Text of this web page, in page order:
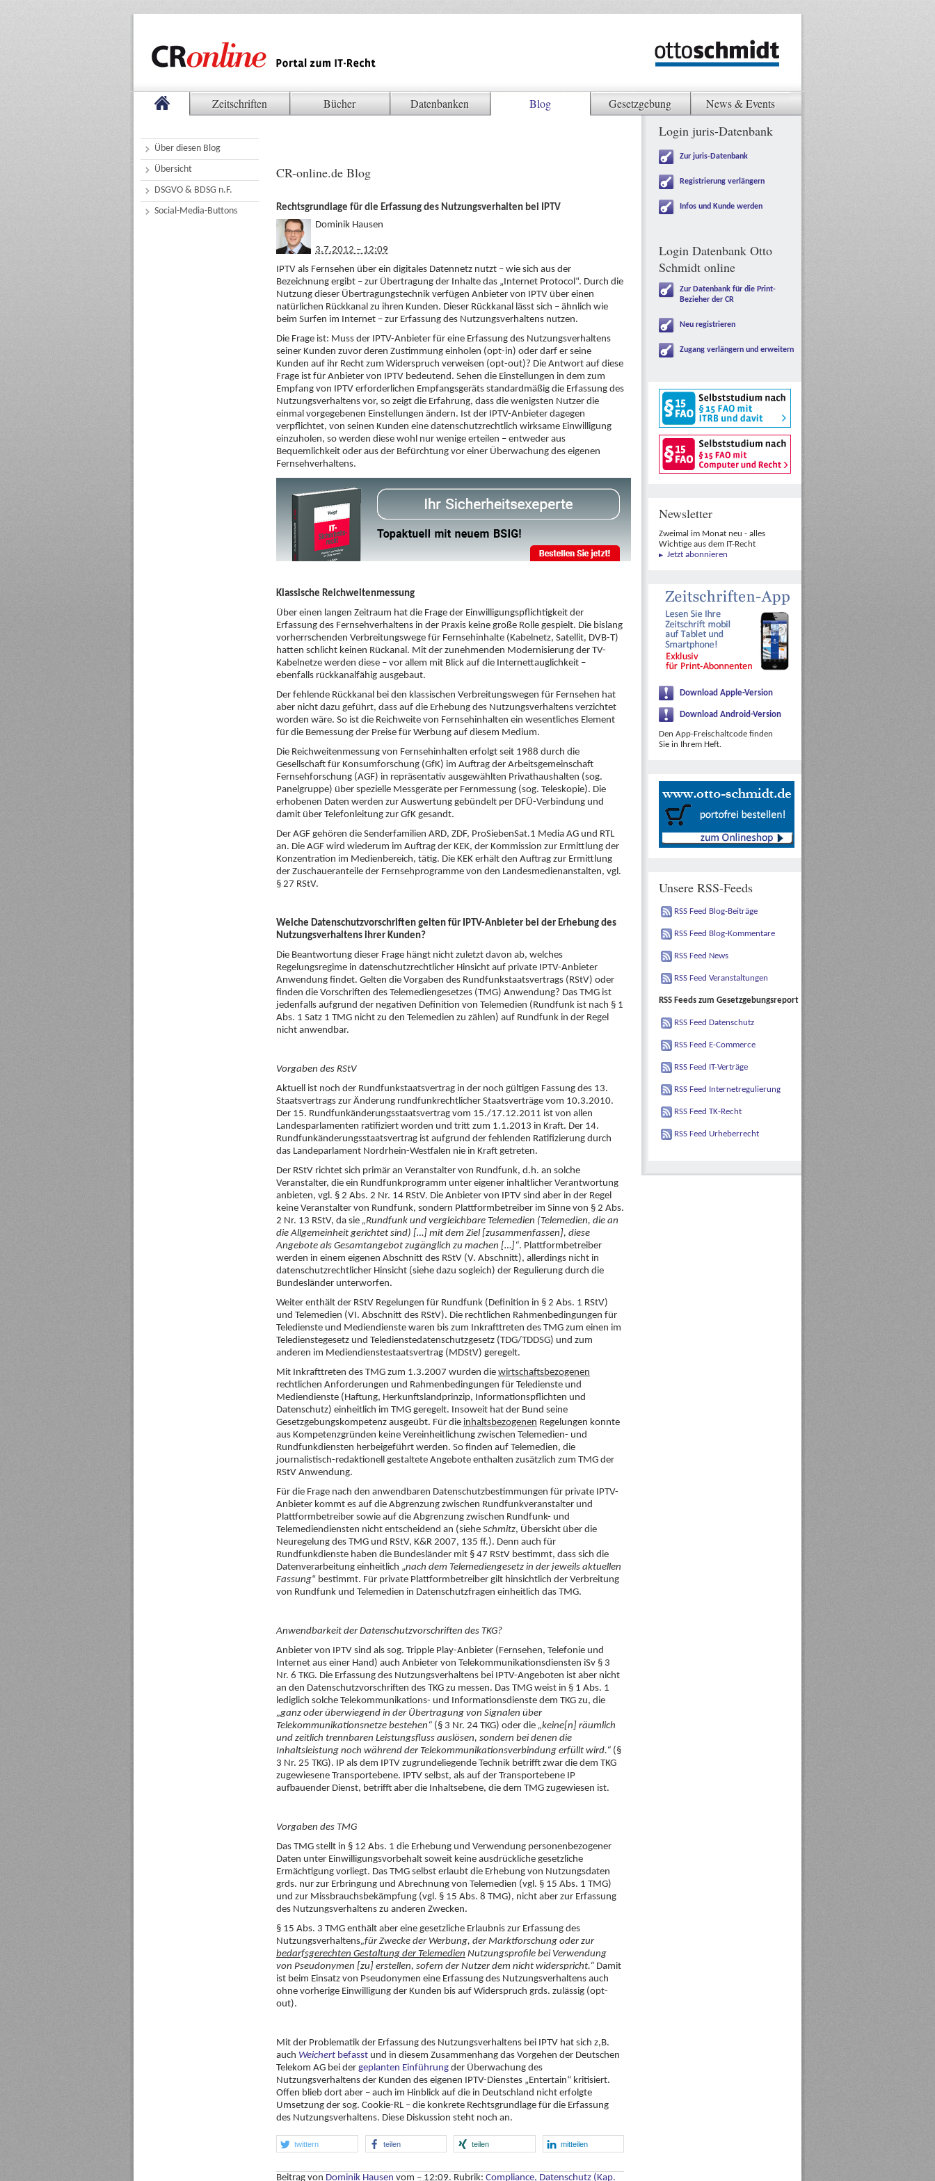
Zeitschriften Bücher Datenbanken Blog Gesetzgebung News & Events
Über diesen Blog
Übersicht
DSGVO & BDSG n.F.
Social-Media-Buttons
CR-online.de Blog
Rechtsgrundlage für die Erfassung des Nutzungsverhalten bei IPTV
Dominik Hausen
3.7.2012 – 12:09
IPTV als Fernsehen über ein digitales Datennetz nutzt – wie sich aus der
Bezeichnung ergibt – zur Übertragung der Inhalte das „Internet Protocol“. Durch die
Nutzung dieser Übertragungstechnik verfügen Anbieter von IPTV über einen
natürlichen Rückkanal zu ihren Kunden. Dieser Rückkanal lässt sich – ähnlich wie
beim Surfen im Internet – zur Erfassung des Nutzungsverhaltens nutzen.
Die Frage ist: Muss der IPTV-Anbieter für eine Erfassung des Nutzungsverhaltens
seiner Kunden zuvor deren Zustimmung einholen (opt-in) oder darf er seine
Kunden auf ihr Recht zum Widerspruch verweisen (opt-out)? Die Antwort auf diese
Frage ist für Anbieter von IPTV bedeutend. Sehen die Einstellungen in dem zum
Empfang von IPTV erforderlichen Empfangsgeräts standardmäßig die Erfassung des
Nutzungsverhaltens vor, so zeigt die Erfahrung, dass die wenigsten Nutzer die
einmal vorgegebenen Einstellungen ändern. Ist der IPTV-Anbieter dagegen
verpflichtet, von seinen Kunden eine datenschutzrechtlich wirksame Einwilligung
einzuholen, so werden diese wohl nur wenige erteilen – entweder aus
Bequemlichkeit oder aus der Befürchtung vor einer Überwachung des eigenen
Fernsehverhaltens.
Klassische Reichweitenmessung
Über einen langen Zeitraum hat die Frage der Einwilligungspflichtigkeit der
Erfassung des Fernsehverhaltens in der Praxis keine große Rolle gespielt. Die bislang
vorherrschenden Verbreitungswege für Fernsehinhalte (Kabelnetz, Satellit, DVB-T)
hatten schlicht keinen Rückanal. Mit der zunehmenden Modernisierung der TV-
Kabelnetze werden diese – vor allem mit Blick auf die Internettauglichkeit –
ebenfalls rückkanalfähig ausgebaut.
Der fehlende Rückkanal bei den klassischen Verbreitungswegen für Fernsehen hat
aber nicht dazu geführt, dass auf die Erhebung des Nutzungsverhaltens verzichtet
worden wäre. So ist die Reichweite von Fernsehinhalten ein wesentliches Element
für die Bemessung der Preise für Werbung auf diesem Medium.
Die Reichweitenmessung von Fernsehinhalten erfolgt seit 1988 durch die
Gesellschaft für Konsumforschung (GfK) im Auftrag der Arbeitsgemeinschaft
Fernsehforschung (AGF) in repräsentativ ausgewählten Privathaushalten (sog.
Panelgruppe) über spezielle Messgeräte per Fernmessung (sog. Teleskopie). Die
erhobenen Daten werden zur Auswertung gebündelt per DFÜ-Verbindung und
damit über Telefonleitung zur GfK gesandt.
Der AGF gehören die Senderfamilien ARD, ZDF, ProSiebenSat.1 Media AG und RTL
an. Die AGF wird wiederum im Auftrag der KEK, der Kommission zur Ermittlung der
Konzentration im Medienbereich, tätig. Die KEK erhält den Auftrag zur Ermittlung
der Zuschaueranteile der Fernsehprogramme von den Landesmedienanstalten, vgl.
§ 27 RStV.
Welche Datenschutzvorschriften gelten für IPTV-Anbieter bei der Erhebung des
Nutzungsverhaltens ihrer Kunden?
Die Beantwortung dieser Frage hängt nicht zuletzt davon ab, welches
Regelungsregime in datenschutzrechtlicher Hinsicht auf private IPTV-Anbieter
Anwendung findet. Gelten die Vorgaben des Rundfunkstaatsvertrags (RStV) oder
finden die Vorschriften des Telemediengesetzes (TMG) Anwendung? Das TMG ist
jedenfalls aufgrund der negativen Definition von Telemedien (Rundfunk ist nach § 1
Abs. 1 Satz 1 TMG nicht zu den Telemedien zu zählen) auf Rundfunk in der Regel
nicht anwendbar.
Vorgaben des RStV
Aktuell ist noch der Rundfunkstaatsvertrag in der noch gültigen Fassung des 13.
Staatsvertrags zur Änderung rundfunkrechtlicher Staatsverträge vom 10.3.2010.
Der 15. Rundfunkänderungsstaatsvertrag vom 15./17.12.2011 ist von allen
Landesparlamenten ratifiziert worden und tritt zum 1.1.2013 in Kraft. Der 14.
Rundfunkänderungsstaatsvertrag ist aufgrund der fehlenden Ratifizierung durch
das Landeparlament Nordrhein-Westfalen nie in Kraft getreten.
Der RStV richtet sich primär an Veranstalter von Rundfunk, d.h. an solche
Veranstalter, die ein Rundfunkprogramm unter eigener inhaltlicher Verantwortung
anbieten, vgl. § 2 Abs. 2 Nr. 14 RStV. Die Anbieter von IPTV sind aber in der Regel
keine Veranstalter von Rundfunk, sondern Plattformbetreiber im Sinne von § 2 Abs.
2 Nr. 13 RStV, da sie „Rundfunk und vergleichbare Telemedien (Telemedien, die an
die Allgemeinheit gerichtet sind) […] mit dem Ziel [zusammenfassen], diese
Angebote als Gesamtangebot zugänglich zu machen […]“. Plattformbetreiber
werden in einem eigenen Abschnitt des RStV (V. Abschnitt), allerdings nicht in
datenschutzrechtlicher Hinsicht (siehe dazu sogleich) der Regulierung durch die
Bundesländer unterworfen.
Weiter enthält der RStV Regelungen für Rundfunk (Definition in § 2 Abs. 1 RStV)
und Telemedien (VI. Abschnitt des RStV). Die rechtlichen Rahmenbedingungen für
Teledienste und Mediendienste waren bis zum Inkrafttreten des TMG zum einen im
Teledienstegesetz und Teledienstedatenschutzgesetz (TDG/TDDSG) und zum
anderen im Mediendienstestaatsvertrag (MDStV) geregelt.
Mit Inkrafttreten des TMG zum 1.3.2007 wurden die wirtschaftsbezogenen
rechtlichen Anforderungen und Rahmenbedingungen für Teledienste und
Mediendienste (Haftung, Herkunftslandprinzip, Informationspflichten und
Datenschutz) einheitlich im TMG geregelt. Insoweit hat der Bund seine
Gesetzgebungskompetenz ausgeübt. Für die inhaltsbezogenen Regelungen konnte
aus Kompetenzgründen keine Vereinheitlichung zwischen Telemedien- und
Rundfunkdiensten herbeigeführt werden. So finden auf Telemedien, die
journalistisch-redaktionell gestaltete Angebote enthalten zusätzlich zum TMG der
RStV Anwendung.
Für die Frage nach den anwendbaren Datenschutzbestimmungen für private IPTV-
Anbieter kommt es auf die Abgrenzung zwischen Rundfunkveranstalter und
Plattformbetreiber sowie auf die Abgrenzung zwischen Rundfunk- und
Telemediendiensten nicht entscheidend an (siehe Schmitz, Übersicht über die
Neuregelung des TMG und RStV, K&R 2007, 135 ff.). Denn auch für
Rundfunkdienste haben die Bundesländer mit § 47 RStV bestimmt, dass sich die
Datenverarbeitung einheitlich „nach dem Telemediengesetz in der jeweils aktuellen
Fassung“ bestimmt. Für private Plattformbetreiber gilt hinsichtlich der Verbreitung
von Rundfunk und Telemedien in Datenschutzfragen einheitlich das TMG.
Anwendbarkeit der Datenschutzvorschriften des TKG?
Anbieter von IPTV sind als sog. Tripple Play-Anbieter (Fernsehen, Telefonie und
Internet aus einer Hand) auch Anbieter von Telekommunikationsdiensten iSv § 3
Nr. 6 TKG. Die Erfassung des Nutzungsverhaltens bei IPTV-Angeboten ist aber nicht
an den Datenschutzvorschriften des TKG zu messen. Das TMG weist in § 1 Abs. 1
lediglich solche Telekommunikations- und Informationsdienste dem TKG zu, die
„ganz oder überwiegend in der Übertragung von Signalen über
Telekommunikationsnetze bestehen“ (§ 3 Nr. 24 TKG) oder die „keine[n] räumlich
und zeitlich trennbaren Leistungsfluss auslösen, sondern bei denen die
Inhaltsleistung noch während der Telekommunikationsverbindung erfüllt wird.“ (§
3 Nr. 25 TKG). IP als dem IPTV zugrundeliegende Technik betrifft zwar die dem TKG
zugewiesene Transportebene. IPTV selbst, als auf der Transportebene IP
aufbauender Dienst, betrifft aber die Inhaltsebene, die dem TMG zugewiesen ist.
Vorgaben des TMG
Das TMG stellt in § 12 Abs. 1 die Erhebung und Verwendung personenbezogener
Daten unter Einwilligungsvorbehalt soweit keine ausdrückliche gesetzliche
Ermächtigung vorliegt. Das TMG selbst erlaubt die Erhebung von Nutzungsdaten
grds. nur zur Erbringung und Abrechnung von Telemedien (vgl. § 15 Abs. 1 TMG)
und zur Missbrauchsbekämpfung (vgl. § 15 Abs. 8 TMG), nicht aber zur Erfassung
des Nutzungsverhaltens zu anderen Zwecken.
§ 15 Abs. 3 TMG enthält aber eine gesetzliche Erlaubnis zur Erfassung des
Nutzungsverhaltens„für Zwecke der Werbung, der Marktforschung oder zur
bedarfsgerechten Gestaltung der Telemedien Nutzungsprofile bei Verwendung
von Pseudonymen [zu] erstellen, sofern der Nutzer dem nicht widerspricht.“ Damit
ist beim Einsatz von Pseudonymen eine Erfassung des Nutzungsverhaltens auch
ohne vorherige Einwilligung der Kunden bis auf Widerspruch grds. zulässig (opt-
out).
Mit der Problematik der Erfassung des Nutzungsverhaltens bei IPTV hat sich z,B.
auch Weichert befasst und in diesem Zusammenhang das Vorgehen der Deutschen
Telekom AG bei der geplanten Einführung der Überwachung des
Nutzungsverhaltens der Kunden des eigenen IPTV-Dienstes „Entertain“ kritisiert.
Offen blieb dort aber – auch im Hinblick auf die in Deutschland nicht erfolgte
Umsetzung der sog. Cookie-RL – die konkrete Rechtsgrundlage für die Erfassung
des Nutzungsverhaltens. Diese Diskussion steht noch an.
twittern teilen teilen mitteilen
Beitrag von Dominik Hausen vom – 12:09. Rubrik: Compliance, Datenschutz (Kap.
Login juris-Datenbank
Zur juris-Datenbank
Registrierung verlängern
Infos und Kunde werden
Login Datenbank Otto
Schmidt online
Zur Datenbank für die Print-
Bezieher der CR
Neu registrieren
Zugang verlängern und erweitern
Newsletter
Zweimal im Monat neu - alles
Wichtige aus dem IT-Recht
Jetzt abonnieren
Download Apple-Version
Download Android-Version
Den App-Freischaltcode finden
Sie in Ihrem Heft.
Unsere RSS-Feeds
RSS Feed Blog-Beiträge
RSS Feed Blog-Kommentare
RSS Feed News
RSS Feed Veranstaltungen
RSS Feeds zum Gesetzgebungsreport
RSS Feed Datenschutz
RSS Feed E-Commerce
RSS Feed IT-Verträge
RSS Feed Internetregulierung
RSS Feed TK-Recht
RSS Feed Urheberrecht